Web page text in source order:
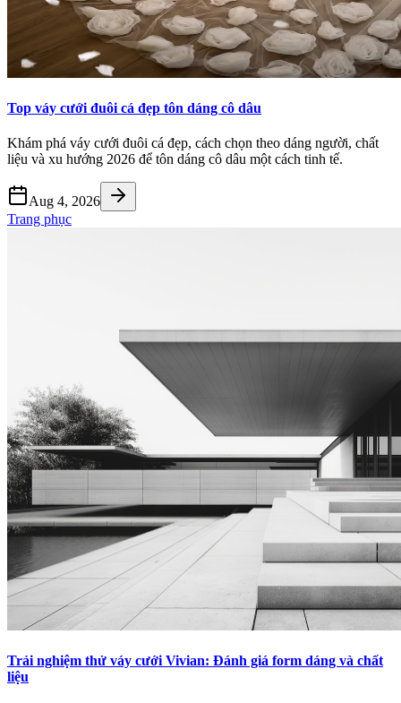
Top váy cưới đuôi cá đẹp tôn dáng cô dâu
Khám phá váy cưới đuôi cá đẹp, cách chọn theo dáng người, chất
liệu và xu hướng 2026 để tôn dáng cô dâu một cách tinh tế.
Aug 4, 2026
Trang phục
Trải nghiệm thử váy cưới Vivian: Đánh giá form dáng và chất
liệu